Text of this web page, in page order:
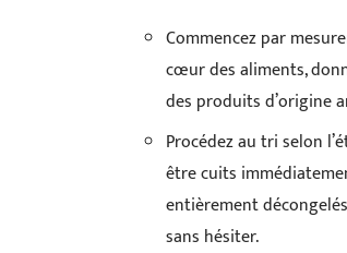
Commencez par
cœur des aliments,
des produits d’origine
Procédez au tri selon
être cuits
entièrement
sans hésiter.